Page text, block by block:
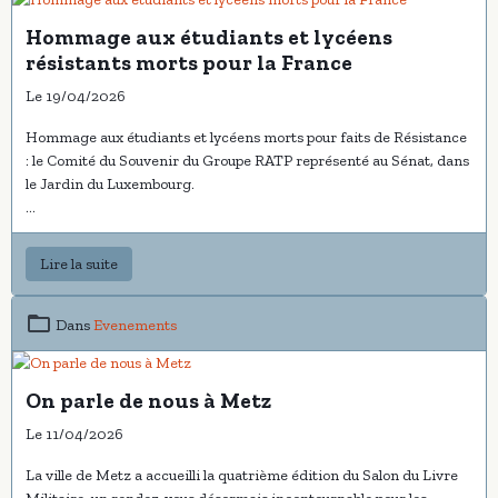
Hommage aux étudiants et lycéens
résistants morts pour la France
Le 19/04/2026
Hommage aux étudiants et lycéens morts pour faits de Résistance
: le Comité du Souvenir du Groupe RATP représenté au Sénat, dans
le Jardin du Luxembourg.
Le PrésidentHervé Cusenier,invité parLes Amis de la
Fondation de la Résistance
Groupe RATP lors d’un hommage solennel rendu aux lycéens et
étudiants résistants morts pour la France.
La cérémonie s’est tenue devant le monument qui leur est dédié,
au cœur duJardin du Luxembourg
Organisée par l’Association des Amis de la Fondation de la
Résistance, elle s’est déroulée sous la présidence de
Larcher, Président du
Le Comité du Souvenir du Groupe RATP y était représenté aux
Lire la suite
DansEvenements
On parle de nous à Metz
Le 11/04/2026
La ville de Metz a accueilli la quatrième édition du Salon du Livre